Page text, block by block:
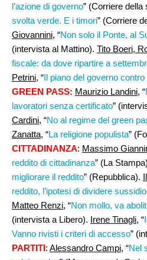
l’azione di governo” (Corriere della
svolta verde. E i timori” (Corriere
Giovannini, “Non solo il Ponte, al
(intervista al Mattino). Tito Boeri,
fiscale: da dove ripartire a
Petrini, “Il piano del governo contro
GREEN PASS: Maurizio Landini, “
lavoratori senza certificato”
Cardini, “No al regime del green
Zanatta, “La religione populista”
CITTADINANZA: Massimo
reddito di cittadinanza” (La
migliorare il reddito” (Repubblica).
reddito, l’ipotesi di dividere
Matteo Renzi, “Non mollo, va
(intervista a Libero). Irene Tinagli, “
Vanno rivisti i criteri di accesso”
PARTITI: Alessandro Campi, “Nel